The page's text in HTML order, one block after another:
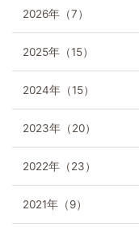
2026年（7）
2025年（15）
2024年（15）
2023年（20）
2022年（23）
2021年（9）